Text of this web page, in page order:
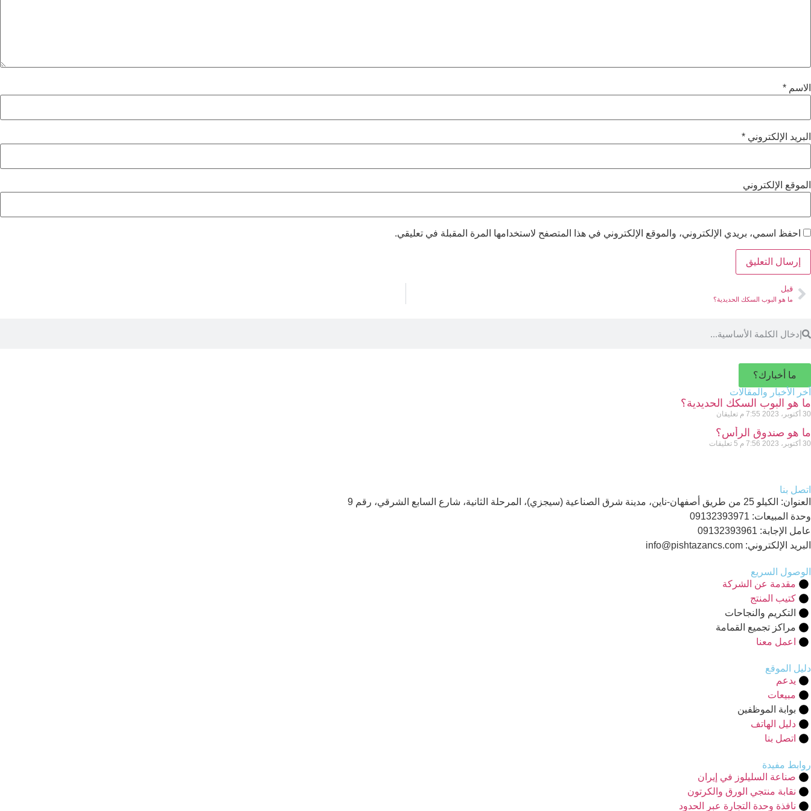
الاسم *
البريد الإلكتروني *
الموقع الإلكتروني
احفظ اسمي، بريدي الإلكتروني، والموقع الإلكتروني في هذا المتصفح لاستخدامها المرة المقبلة في تعليقي.
قبل
ما هو البوب ​​السكك الحديدية؟
ما أخبارك؟
آخر الأخبار والمقالات
ما هو البوب ​​السكك الحديدية؟
30 أكتوبر، 2023 7:55 م تعليقان
ما هو صندوق الرأس؟
30 أكتوبر، 2023 7:56 م 5 تعليقات
اتصل بنا
العنوان: الكيلو 25 من طريق أصفهان-ناين، مدينة شرق الصناعية (سيجزي)، المرحلة الثانية، شارع السابع الشرقي، رقم 9
وحدة المبيعات: 09132393971
عامل الإجابة: 09132393961
البريد الإلكتروني: info@pishtazancs.com
الوصول السريع
مقدمة عن الشركة
كتيب المنتج
التكريم والنجاحات
مراكز تجميع القمامة
اعمل معنا
دليل الموقع
يدعم
مبيعات
بوابة الموظفين
دليل الهاتف
اتصل بنا
روابط مفيدة
صناعة السليلوز في إيران
نقابة منتجي الورق والكرتون
نافذة وحدة التجارة عبر الحدود